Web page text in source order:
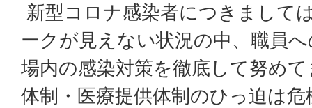
新型コロナ感染者につきまして
ークが見えない状況の中、職員
場内の感染対策を徹底して努め
体制・医療提供体制のひっ迫は